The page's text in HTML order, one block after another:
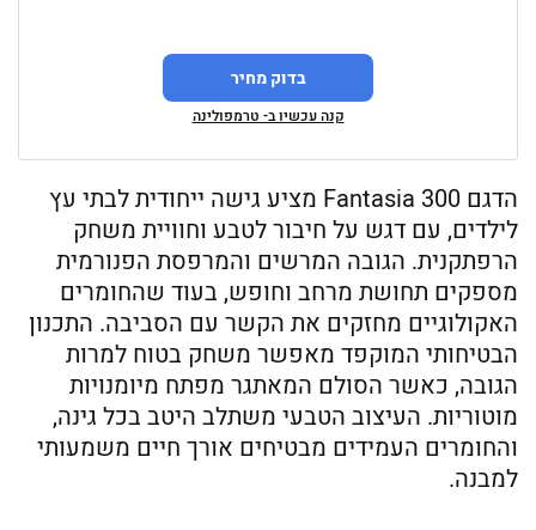
בדוק מחיר
קנה עכשיו ב- טרמפולינה
הדגם Fantasia 300 מציע גישה ייחודית לבתי עץ
לילדים, עם דגש על חיבור לטבע וחוויית משחק
הרפתקנית. הגובה המרשים והמרפסת הפנורמית
מספקים תחושת מרחב וחופש, בעוד שהחומרים
האקולוגיים מחזקים את הקשר עם הסביבה. התכנון
הבטיחותי המוקפד מאפשר משחק בטוח למרות
הגובה, כאשר הסולם המאתגר מפתח מיומנויות
מוטוריות. העיצוב הטבעי משתלב היטב בכל גינה,
והחומרים העמידים מבטיחים אורך חיים משמעותי
למבנה.